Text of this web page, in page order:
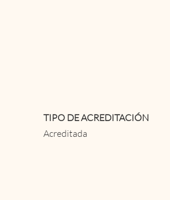
TIPO DE ACREDITACIÓN
Acreditada